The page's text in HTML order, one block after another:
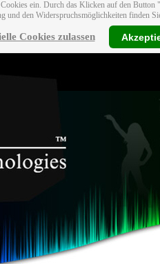
ein. Durch das Klicken auf den
und den Widerspruchsmöglichkeiten finden
Cookies zulassen